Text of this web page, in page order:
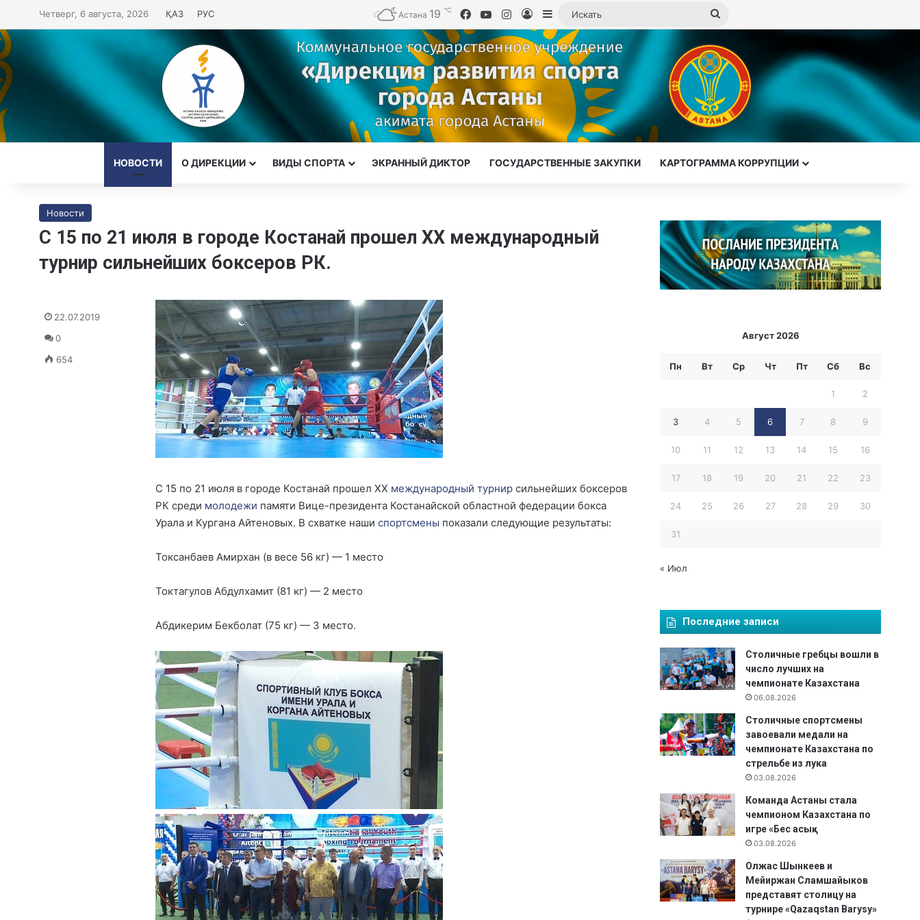
Четверг, 6 августа, 2026 ҚАЗ РУС Астана 19 ℃ Facebook
YouTubeInstagram
ВойтиSidebar Искать
НОВОСТИ О ДИРЕКЦИИ ВИДЫ СПОРТА ЭКРАННЫЙ ДИКТОР ГОСУДАРСТВЕННЫЕ ЗАКУПКИ КАРТОГРАММА КОРРУПЦИИ
Новости
С 15 по 21 июля в городе Костанай прошел ХХ международный
турнир сильнейших боксеров РК.
С 15 по 21 июля в городе Костанай прошел ХХ международный турнир сильнейших боксеров
РК среди молодежи памяти Вице-президента Костанайской областной федерации бокса
Урала и Кургана Айтеновых. В схватке наши спортсмены показали следующие результаты:
Токсанбаев Амирхан (в весе 56 кг) — 1 место
Токтагулов Абдулхамит (81 кг) — 2 место
Абдикерим Бекболат (75 кг) — 3 место.
22.07.2019
0
654
Август 2026
Пн Вт Ср Чт Пт Сб Вс
1 2
3 4 5 6 7 8 9
10 11 12 13 14 15 16
17 18 19 20 21 22 23
24 25 26 27 28 29 30
31
« Июл
Последние записи
Столичные гребцы вошли в
число лучших на
чемпионате Казахстана
06.08.2026
Столичные спортсмены
завоевали медали на
чемпионате Казахстана по
стрельбе из лука
03.08.2026
Команда Астаны стала
чемпионом Казахстана по
игре «Бес асық»
03.08.2026
Олжас Шынкеев и
Мейиржан Сламшайыков
представят столицу на
турнире «Qazaqstan Barysy»